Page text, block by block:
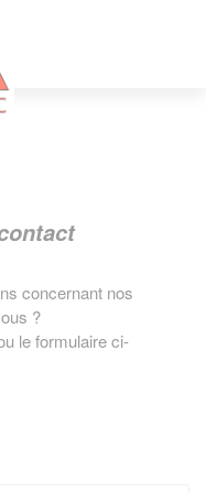
concernant nos
?
le formulaire ci-